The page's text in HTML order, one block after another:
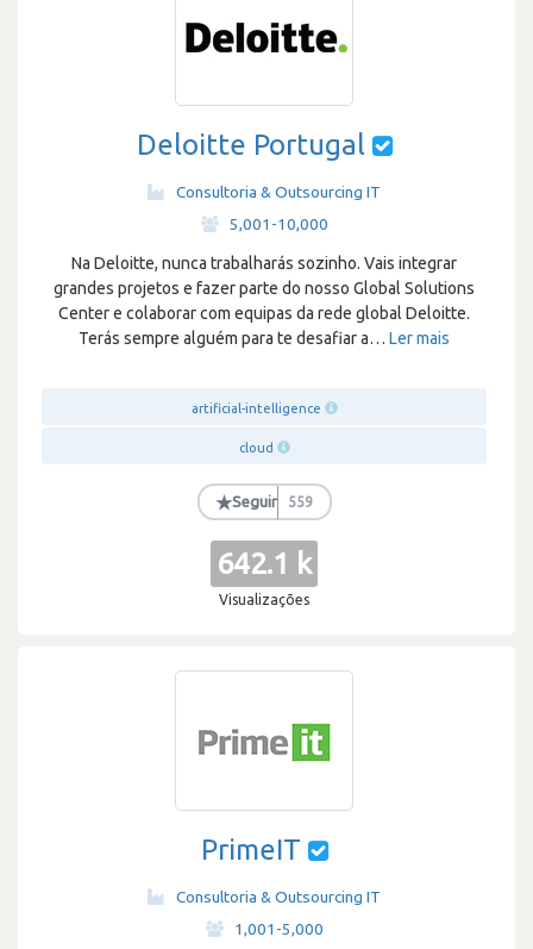
Deloitte Portugal
Consultoria & Outsourcing IT
5,001-10,000
Na Deloitte, nunca trabalharás sozinho. Vais integrar
grandes projetos e fazer parte do nosso Global Solutions
Center e colaborar com equipas da rede global Deloitte.
Terás sempre alguém para te desafiar a… Ler mais
artificial-intelligence
cloud
★Seguir 559
642.1 k
Visualizações
PrimeIT
Consultoria & Outsourcing IT
1,001-5,000